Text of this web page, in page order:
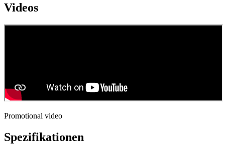
Videos
Promotional video
Spezifikationen